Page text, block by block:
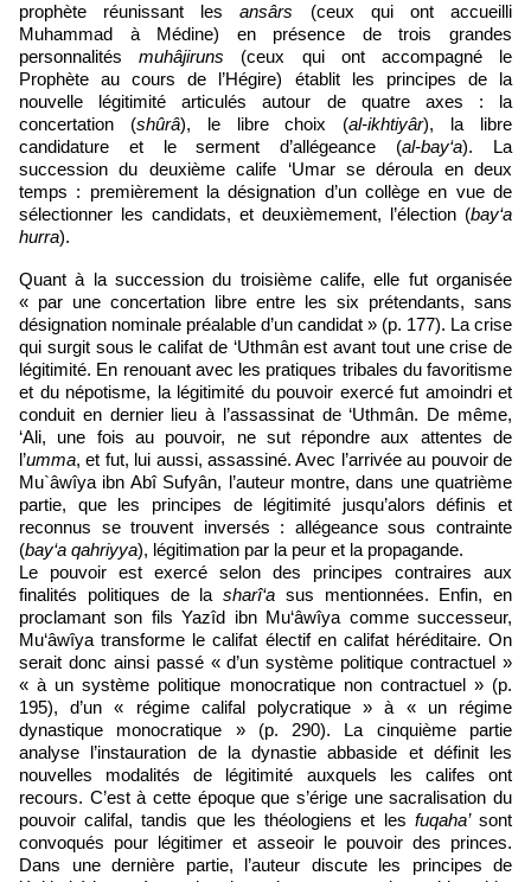
prophète réunissant lesansârs (ceux qui ont accueilli
Muhammad à Médine) en présence de trois grandes
personnalitésmuhâjiruns (ceux qui ont accompagné le
Prophète au cours de l’Hégire) établit les principes de la
nouvelle légitimité articulés autour de quatre axes : la
concertation (shûrâ), le libre choix (al-ikhtiyâr), la libre
candidature et le serment d’allégeance (al-bay‘a). La
succession du deuxième calife ‘Umar se déroula en deux
temps : premièrement la désignation d’un collège en vue de
sélectionner les candidats, et deuxièmement, l’élection (bay‘a
hurra).
Quant à la succession du troisième calife, elle fut organisée
« par une concertation libre entre les six prétendants, sans
désignation nominale préalable d’un candidat » (p. 177). La crise
qui surgit sous le califat de ‘Uthmân est avant tout une crise de
légitimité. En renouant avec les pratiques tribales du favoritisme
et du népotisme, la légitimité du pouvoir exercé fut amoindri et
conduit en dernier lieu à l’assassinat de ‘Uthmân. De même,
‘Ali, une fois au pouvoir, ne sut répondre aux attentes de
l’umma, et fut, lui aussi, assassiné. Avec l’arrivée au pouvoir de
Mu`âwîya ibn Abî Sufyân, l’auteur montre, dans une quatrième
partie, que les principes de légitimité jusqu’alors définis et
reconnus se trouvent inversés : allégeance sous contrainte
(bay‘a qahriyya), légitimation par la peur et la propagande.
Le pouvoir est exercé selon des principes contraires aux
finalités politiques de la sharî‘a sus mentionnées. Enfin, en
proclamant son fils Yazîd ibn Mu‘âwîya comme successeur,
Mu‘âwîya transforme le califat électif en califat héréditaire. On
serait donc ainsi passé « d’un système politique contractuel »
« à un système politique monocratique non contractuel » (p.
195), d’un « régime califal polycratique » à « un régime
dynastique monocratique » (p. 290). La cinquième partie
analyse l’instauration de la dynastie abbaside et définit les
nouvelles modalités de légitimité auxquels les califes ont
recours. C’est à cette époque que s’érige une sacralisation du
pouvoir califal, tandis que les théologiens et les fuqaha’sont
convoqués pour légitimer et asseoir le pouvoir des princes.
Dans une dernière partie, l’auteur discute les principes de